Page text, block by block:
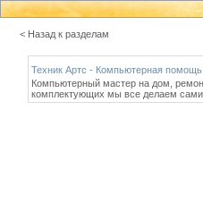
< Назад к разделам
Техник Артс - Компьютерная
Компьютерный мастер на дом,
комплектующих мы все делаем